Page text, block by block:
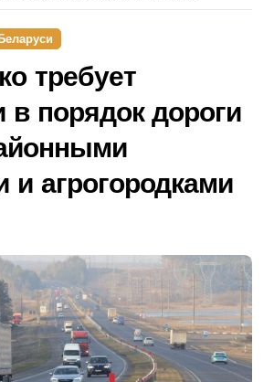
требует
в порядок дороги
и агрогородками